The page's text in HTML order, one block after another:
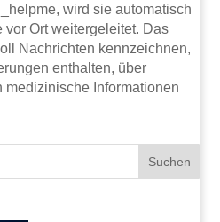
wird sie automatisch
vor Ort weitergeleitet. Das
Nachrichten kennzeichnen,
enthalten, über
medizinische Informationen